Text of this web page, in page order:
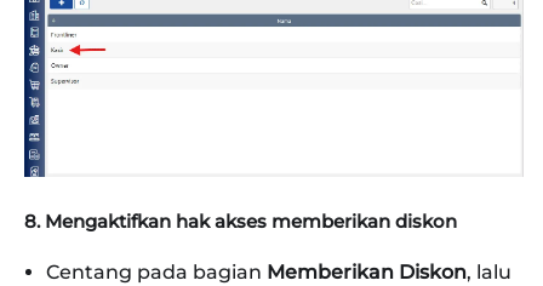
8. Mengaktifkan hak akses memberikan diskon
Centang pada bagian Memberikan Diskon, lalu